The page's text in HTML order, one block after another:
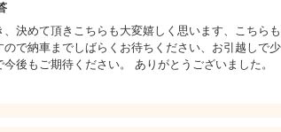
決めて頂きこちらも大変嬉しく思います、こちら
で納車までしばらくお待ちください、お引越しで
後もご期待ください。 ありがとうございました。